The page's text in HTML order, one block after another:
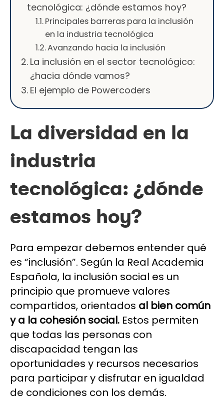
tecnológica: ¿dónde estamos hoy?
Principales barreras para la inclusión
en la industria tecnológica
Avanzando hacia la inclusión
La inclusión en el sector tecnológico:
¿hacia dónde vamos?
El ejemplo de Powercoders
La diversidad en la
industria
tecnológica: ¿dónde
estamos hoy?
Para empezar debemos entender qué
es “inclusión”. Según la Real Academia
Española, la inclusión social es un
principio que promueve valores
compartidos, orientados al bien común
y a la cohesión social. Estos permiten
que todas las personas con
discapacidad tengan las
oportunidades y recursos necesarios
para participar y disfrutar en igualdad
de condiciones con los demás.